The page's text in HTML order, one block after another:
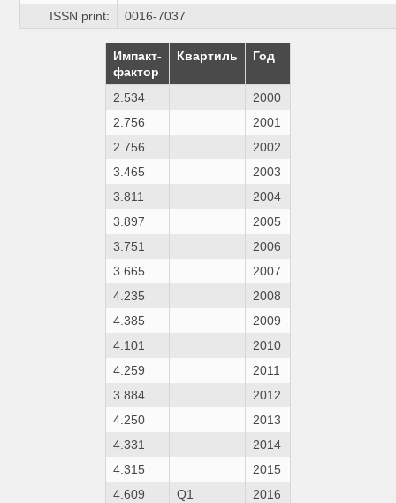
ISSN print: 0016-7037
Импакт-
фактор
Квартиль Год
2.534
2000
2.756
2001
2.756
2002
3.465
2003
3.811
2004
3.897
2005
3.751
2006
3.665
2007
4.235
2008
4.385
2009
4.101
2010
4.259
2011
3.884
2012
4.250
2013
4.331
2014
4.315
2015
4.609
Q1
2016